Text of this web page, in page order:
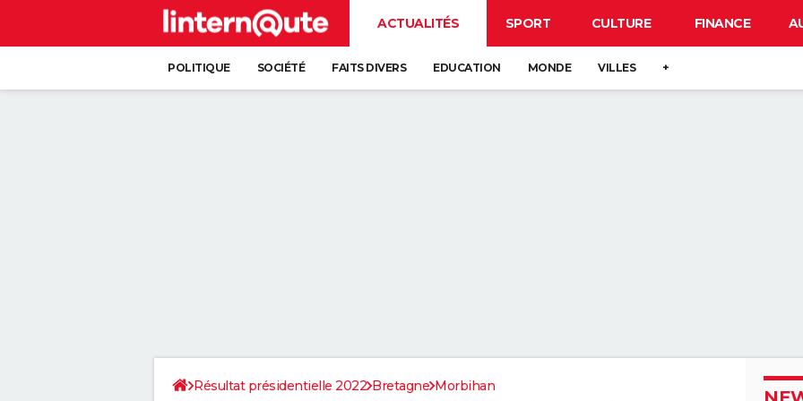
ACTUALITÉS SPORT CULTURE FINANCE
POLITIQUE SOCIÉTÉ FAITS DIVERS EDUCATION MONDE VILLES +
Résultat présidentielle 2022 Bretagne Morbihan